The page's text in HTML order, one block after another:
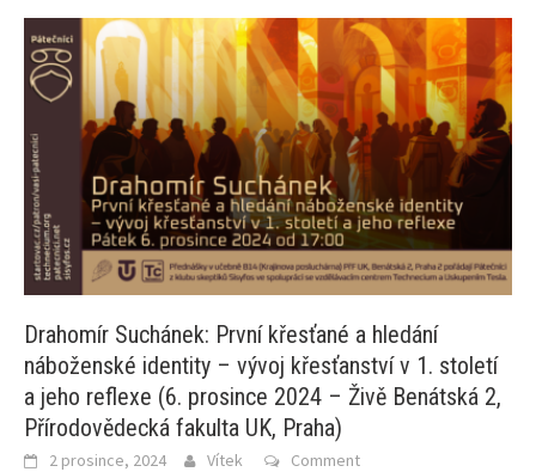
Drahomír Suchánek: První křesťané a hledání
náboženské identity – vývoj křesťanství v 1. století
a jeho reflexe (6. prosince 2024 – Živě Benátská 2,
Přírodovědecká fakulta UK, Praha)
2 prosince, 2024 Vítek Comment